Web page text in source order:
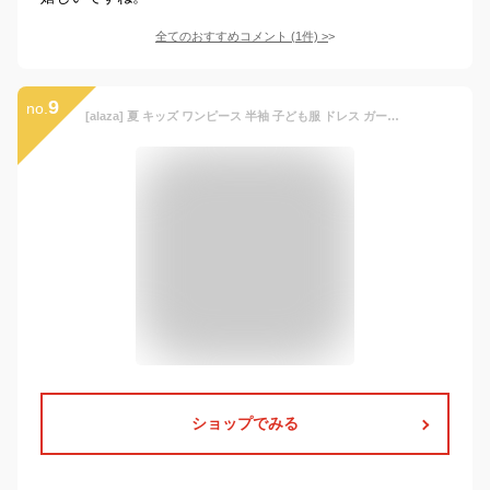
全てのおすすめコメント (1件) >
no. 9 [alaza] 夏 キッズ ワンピース 半袖 子ども服 ドレス ガールズ おしゃれ 花柄 植物 ボタニカル 7-8T ソフト 手触り良い
ショップでみる